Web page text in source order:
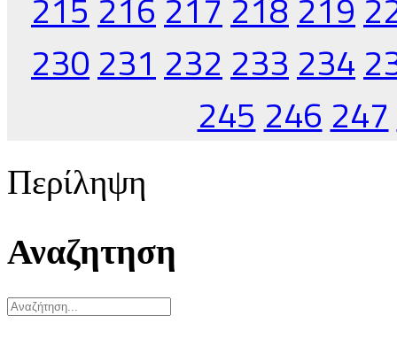
230 231 232 233 234
245 246 247
Περίληψη
Αναζητηση